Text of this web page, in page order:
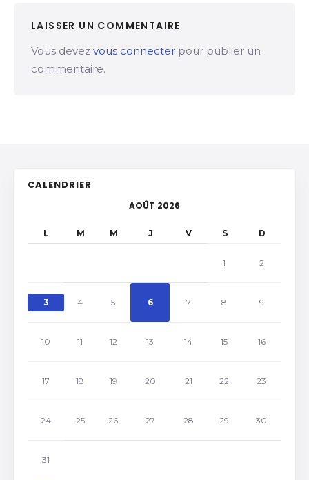
LAISSER UN COMMENTAIRE
Vous devez vous connecter pour publier un
commentaire.
CALENDRIER
AOÛT 2026
L M M J V S D
1 2
3 4 5 6 7 8 9
10 11 12 13 14 15 16
17 18 19 20 21 22 23
24 25 26 27 28 29 30
31